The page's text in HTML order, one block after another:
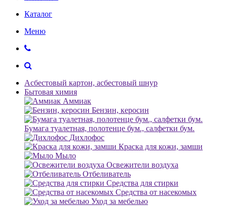
Каталог
Меню
Асбестовый картон, асбестовый шнур
Бытовая химия
Аммиак
Бензин, керосин
Бумага туалетная, полотенце бум., салфетки бум.
Дихлофос
Краска для кожи, замши
Мыло
Освежители воздуха
Отбеливатель
Средства для стирки
Средства от насекомых
Уход за мебелью